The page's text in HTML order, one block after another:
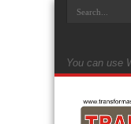
You can use